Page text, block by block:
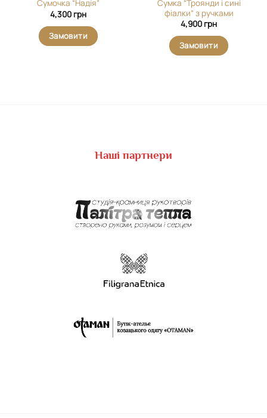
Сумочка “Надія”
4,300 грн
Замовити
Сумка “Троянди і сині
фіалки” з ручками
4,900 грн
Замовити
Наші партнери